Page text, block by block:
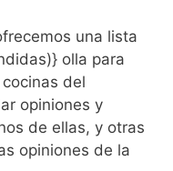
una lista
olla para
del
opiniones y
de ellas, y otras
opiniones de la